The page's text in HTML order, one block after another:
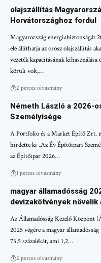
olajszállítás
Horvátországhoz fordul
Magyarország energiabiztonságát
elé állíthatja az orosz olajszállítás
vezeték kapacitásának kihasználása
körüli volt,…
2 perces olvasmány
Németh László a 2026-
Személyisége
A Portfolio és a Market Építő Zrt.
hirdette ki „Az Év Építőipari
az Építőipar 2026…
1 perces olvasmány
magyar államadósság
devizakötvények növelik
Az Államadósság Kezelő Központ
2025 végére a magyar
73,5 százalékát, ami 1,2…
2 perces olvasmány